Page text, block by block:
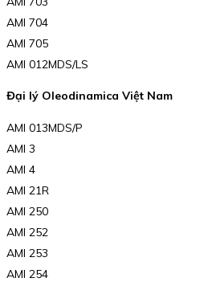
AMI 704
AMI 705
AMI 012MDS/LS
Đại lý Oleodinamica Việt Nam
AMI 013MDS/P
AMI 3
AMI 4
AMI 21R
AMI 250
AMI 252
AMI 253
AMI 254